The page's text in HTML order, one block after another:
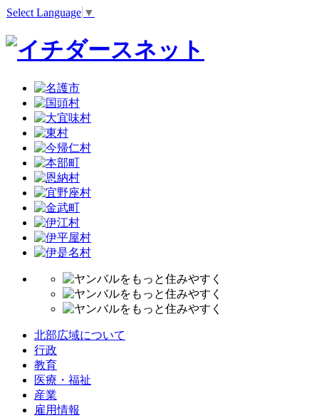
Select Language ▼
北部広域について
行政
教育
医療・福祉
産業
雇用情報